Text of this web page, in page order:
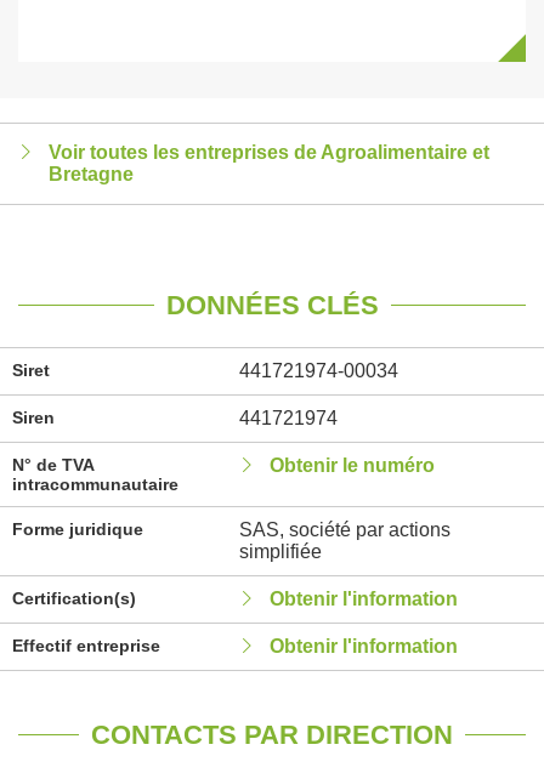
Voir toutes les entreprises de Agroalimentaire et
Bretagne
DONNÉES CLÉS
Siret 441721974-00034
Siren 441721974
N° de TVA
intracommunautaire
Obtenir le numéro
Forme juridique
SAS, société par actions
simplifiée
Certification(s) Obtenir l'information
Effectif entreprise Obtenir l'information
CONTACTS PAR DIRECTION